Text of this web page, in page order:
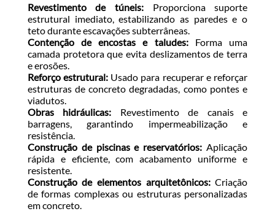
Revestimento de túneis: Proporciona suporte
estrutural imediato, estabilizando as paredes e o
teto durante escavações subterrâneas.
Contenção de encostas e taludes:Forma uma
camada protetora que evita deslizamentos de terra
e erosões.
Reforço estrutural: Usado para recuperar e reforçar
estruturas de concreto degradadas, como pontes e
viadutos.
Obras hidráulicas: Revestimento de canais e
barragens, garantindo impermeabilização e
resistência.
Construção de piscinas e reservatórios: Aplicação
rápida e eficiente, com acabamento uniforme e
resistente.
Construção de elementos arquitetônicos:Criação
de formas complexas ou estruturas personalizadas
em concreto.